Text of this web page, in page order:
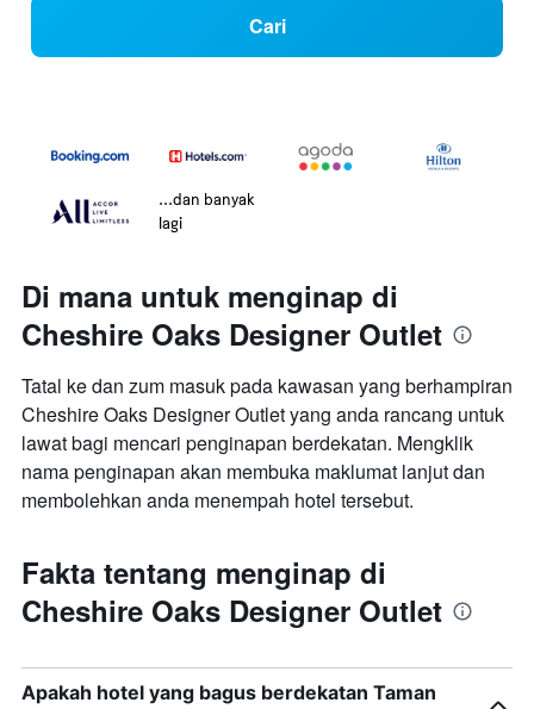
Cari
...dan banyak
lagi
Di mana untuk menginap di
Cheshire Oaks Designer Outlet
Tatal ke dan zum masuk pada kawasan yang berhampiran
Cheshire Oaks Designer Outlet yang anda rancang untuk
lawat bagi mencari penginapan berdekatan. Mengklik
nama penginapan akan membuka maklumat lanjut dan
membolehkan anda menempah hotel tersebut.
Fakta tentang menginap di
Cheshire Oaks Designer Outlet
Apakah hotel yang bagus berdekatan Taman